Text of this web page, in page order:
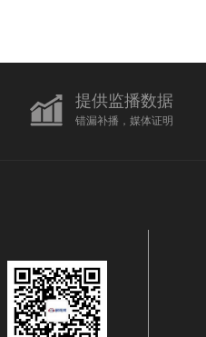
提供监播数据
错漏补播，媒体证明